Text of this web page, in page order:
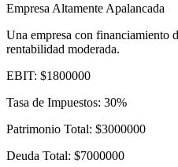
Empresa Altamente Apalancada
Una empresa con financiamiento
rentabilidad moderada.
EBIT: $1800000
Tasa de Impuestos: 30%
Patrimonio Total: $3000000
Deuda Total: $7000000